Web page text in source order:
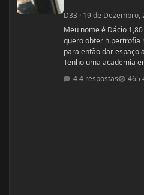
D33 · 19 de Dezembro,
Meu nome é Dácio 1,80 de altura com 70kg A princípio
quero obter hipertrofia
para então dar espaço
Tenho uma academia em casa. A
RDL: 3x8 - 37,5kg Panturilha com uma perna 3x20 - 8kg
4 respostas